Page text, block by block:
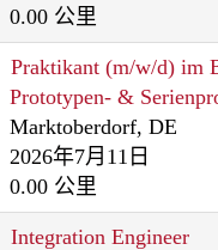
0.00 公里
Praktikant (m/w/d) im
Prototypen- &
Marktoberdorf, DE
2026年7月11日
0.00 公里
Integration Engineer